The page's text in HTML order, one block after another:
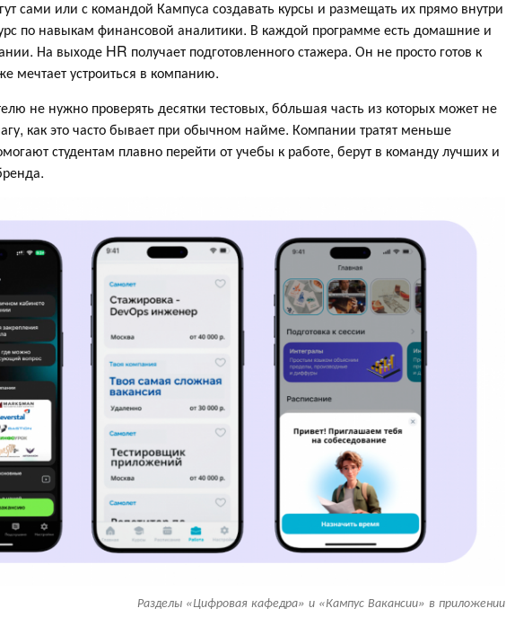
сами или с командой Кампуса создавать курсы и размещать их прямо внутри
по навыкам финансовой аналитики. В каждой программе есть домашние и
На выходе HR получает подготовленного стажера. Он не просто готов к
мечтает устроиться в компанию.
не нужно проверять десятки тестовых, бо́льшая часть из которых может не
как это часто бывает при обычном найме. Компании тратят меньше
студентам плавно перейти от учебы к работе, берут в команду лучших и
Разделы «Цифровая кафедра» и «Кампус Вакансии» в приложении